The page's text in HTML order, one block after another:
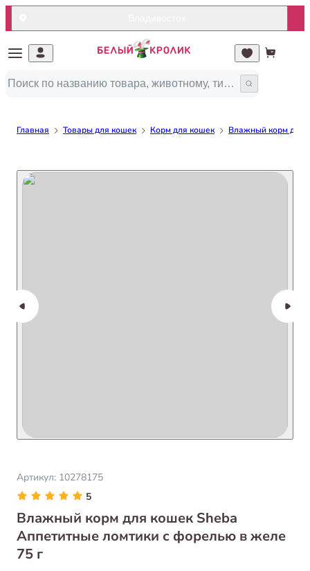
Главная Товары для кошек Корм для кошек Влажный корм для
Артикул: 10278175
5
Влажный корм для кошек Sheba
Аппетитные ломтики с форелью в желе
75 г